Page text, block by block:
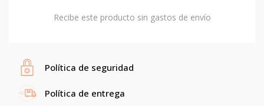
Recibe este producto sin gastos de envío
Política de seguridad
Política de entrega